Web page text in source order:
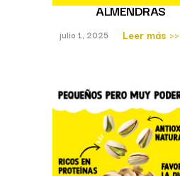
ALMENDRAS
julio 1, 2025 Leer más >>